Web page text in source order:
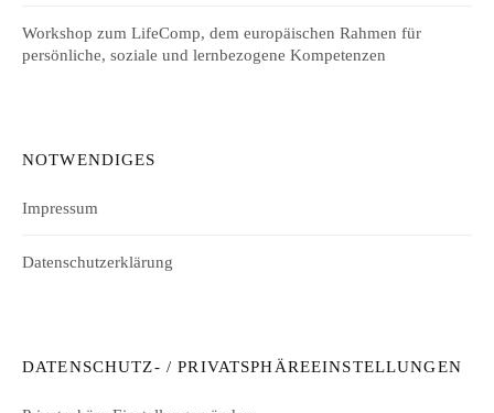
Workshop zum LifeComp, dem europäischen Rahmen für
persönliche, soziale und lernbezogene Kompetenzen
NOTWENDIGES
Impressum
Datenschutzerklärung
DATENSCHUTZ- / PRIVATSPHÄREEINSTELLUNGEN